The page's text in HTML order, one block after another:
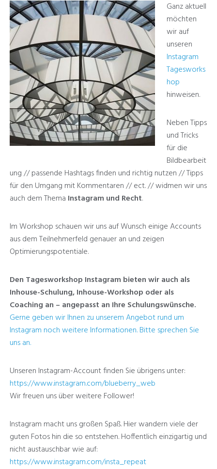
Ganz aktuell
möchten
wir auf
unseren
Instagram
Tagesworks
hop
hinweisen.
Neben Tipps
und Tricks
für die
Bildbearbeit
ung // passende Hashtags finden und richtig nutzen // Tipps
für den Umgang mit Kommentaren // ect. // widmen wir uns
auch dem Thema Instagram und Recht.
Im Workshop schauen wir uns auf Wunsch einige Accounts
aus dem Teilnehmerfeld genauer an und zeigen
Optimierungspotentiale.
Den Tagesworkshop Instagram bieten wir auch als
Inhouse-Schulung, Inhouse-Workshop oder als
Coaching an – angepasst an Ihre Schulungswünsche.
Gerne geben wir Ihnen zu unserem Angebot rund um
Instagram noch weitere Informationen. Bitte sprechen Sie
uns an.
Unseren Instagram-Account finden Sie übrigens unter:
https://www.instagram.com/blueberry_web
Wir freuen uns über weitere Follower!
Instagram macht uns großen Spaß. Hier wandern viele der
guten Fotos hin die so entstehen. Hoffentlich einzigartig und
nicht austauschbar wie auf:
https://www.instagram.com/insta_repeat